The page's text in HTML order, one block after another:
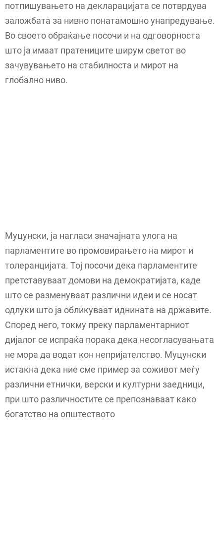
потпишувањето на декларацијата се потврдува
заложбата за нивно понатамошно унапредување.
Во своето обраќање посочи и на одговорноста
што ја имаат пратениците ширум светот во
зачувувањето на стабилноста и мирот на
глобално ниво.
Муцунски, ја нагласи значајната улога на
парламентите во промовирањето на мирот и
толеранцијата. Тој посочи дека парламентите
претставуваат домови на демократијата, каде
што се разменуваат различни идеи и се носат
одлуки што ја обликуваат иднината на државите.
Според него, токму преку парламентарниот
дијалог се испраќа порака дека несогласувањата
не мора да водат кон непријателство. Муцунски
истакна дека ние сме пример за соживот меѓу
различни етнички, верски и културни заедници,
при што различностите се препознаваат како
богатство на општеството